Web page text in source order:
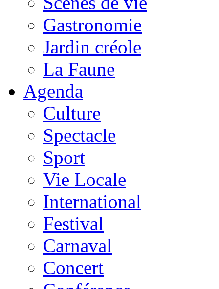
Gastronomie
Jardin créole
La Faune
Agenda
Culture
Spectacle
Sport
Vie Locale
International
Festival
Carnaval
Concert